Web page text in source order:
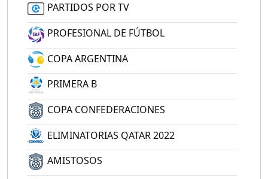
PARTIDOS POR TV
PROFESIONAL DE FÚTBOL
COPA ARGENTINA
PRIMERA B
COPA CONFEDERACIONES
ELIMINATORIAS QATAR 2022
AMISTOSOS